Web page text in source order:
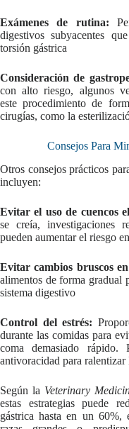
Exámenes de rutina:
digestivos subyacentes
torsión gástrica
Consideración de
con alto riesgo, algunos
este procedimiento de
cirugías, como la
Consejos Para
Otros consejos prácticos
incluyen:
Evitar el uso de cuencos
se creía, investigaciones
pueden aumentar el riesgo
Evitar cambios bruscos
alimentos de forma gradual
sistema digestivo
Control del estrés:
durante las comidas para
coma demasiado rápido.
antivoracidad para ralentizar
Según la Veterinary
estas estrategias puede
gástrica hasta en un 60%,